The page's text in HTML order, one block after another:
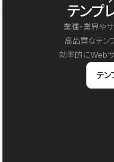
テンプ
業種・業界や
高品質なテン
効率的にWebサ
テン